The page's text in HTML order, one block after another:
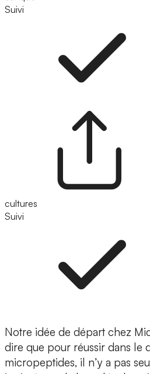
Suivi
cultures
Suivi
Notre idée de départ chez
dire que pour réussir dans le
micropeptides, il n’y a pas